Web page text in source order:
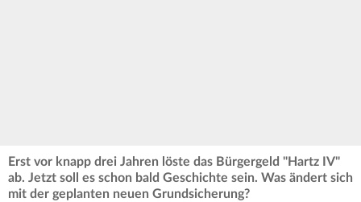
Erst vor knapp drei Jahren löste das Bürgergeld "Hartz IV"
ab. Jetzt soll es schon bald Geschichte sein. Was ändert sich
mit der geplanten neuen Grundsicherung?